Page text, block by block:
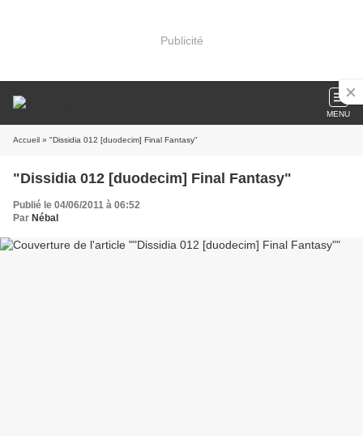
Publicité
MENU
Accueil » "Dissidia 012 [duodecim] Final Fantasy"
"Dissidia 012 [duodecim] Final Fantasy"
Publié le 04/06/2011 à 06:52
Par Nébal